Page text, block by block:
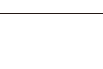
報の第三者への提供はいた